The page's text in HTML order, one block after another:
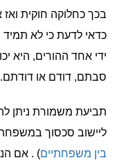
בכך כחלוקה חוקית ואז
כדאי לדעת כי לא
ידי אחד ההורים, היא
סבתם, דודם או דודתם.
תביעת משמורת ניתן
ליישוב סכסוך
בין משפחתיים) . אם